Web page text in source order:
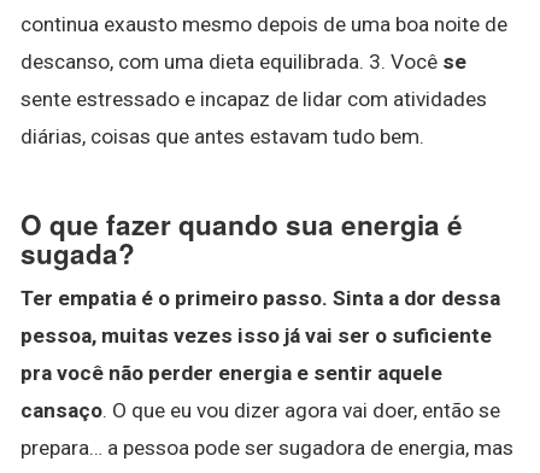
continua exausto mesmo depois de uma boa noite de
descanso, com uma dieta equilibrada. 3. Você se
sente estressado e incapaz de lidar com atividades
diárias, coisas que antes estavam tudo bem.
O que fazer quando sua energia é
sugada?
Ter empatia é o primeiro passo. Sinta a dor dessa
pessoa, muitas vezes isso já vai ser o suficiente
pra você não perder energia e sentir aquele
cansaço. O que eu vou dizer agora vai doer, então se
prepara… a pessoa pode ser sugadora de energia, mas